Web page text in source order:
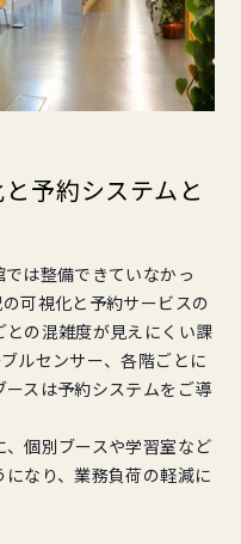
予約システムと
は整備できていなかっ
可視化と予約サービスの
の混雑度が見えにくい課
ルセンサー、各階ごとに
スは予約システムをご導
個別ブースや学習室など
なり、業務負荷の軽減に